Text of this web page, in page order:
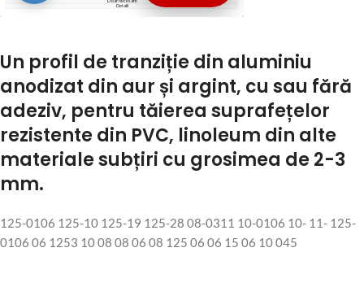
Un profil de tranziție din aluminiu
anodizat din aur și argint, cu sau fără
adeziv, pentru tăierea suprafețelor
rezistente din PVC, linoleum din alte
materiale subțiri cu grosimea de 2-3
mm.
125-0106 125-10 125-19 125-28 08-0311 10-0106 10- 11- 125-
0106 06 1253 10 08 08 06 08 125 06 06 15 06 10 045